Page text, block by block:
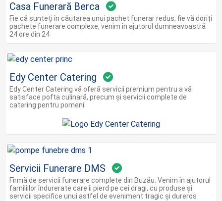
Casa Funerară Berca
Fie că sunteți în căutarea unui pachet funerar redus, fie vă doriți
pachete funerare complexe, venim în ajutorul dumneavoastră
24 ore din 24
Edy Center Catering
Edy Center Catering vă oferă servicii premium pentru a vă
satisface pofta culinară, precum și servicii complete de
catering pentru pomeni.
Servicii Funerare DMS
Firmă de servicii funerare complete din Buzău. Venim în ajutorul
familiilor îndurerate care îi pierd pe cei dragi, cu produse și
servicii specifice unui astfel de eveniment tragic și dureros